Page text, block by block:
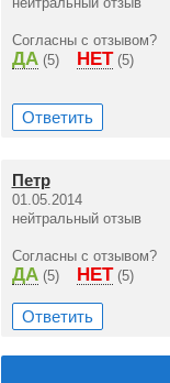
Согласны с отзывом?
ДА (5) НЕТ (5)
Ответить
Петр
01.05.2014
нейтральный отзыв
Согласны с отзывом?
ДА (5) НЕТ (5)
Ответить